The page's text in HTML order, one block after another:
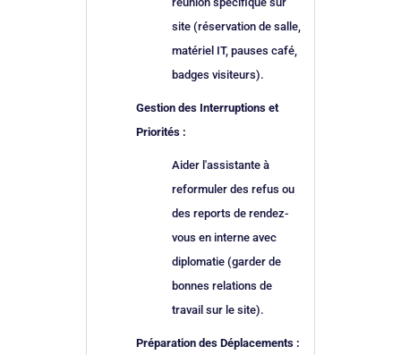
site (réservation de salle,
matériel IT, pauses café,
badges visiteurs).
Gestion des Interruptions et
Priorités :
Aider l'assistante à
reformuler des refus ou
des reports de rendez-
vous en interne avec
diplomatie (garder de
bonnes relations de
travail sur le site).
Préparation des Déplacements :